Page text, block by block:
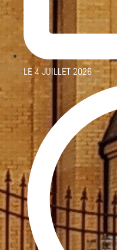
LE4 JUILLET 2026